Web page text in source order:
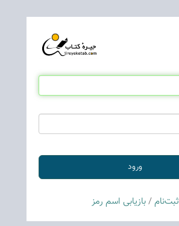
ثبت‌نام/بازیابی اسم رمز